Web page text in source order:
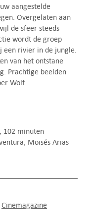
aangestelde
Overgelaten aan
de sfeer steeds
wordt de groep
rivier in de jungle.
van het ontstane
Prachtige beelden
Wolf.
102 minuten
Moisés Arias
Cinemagazine